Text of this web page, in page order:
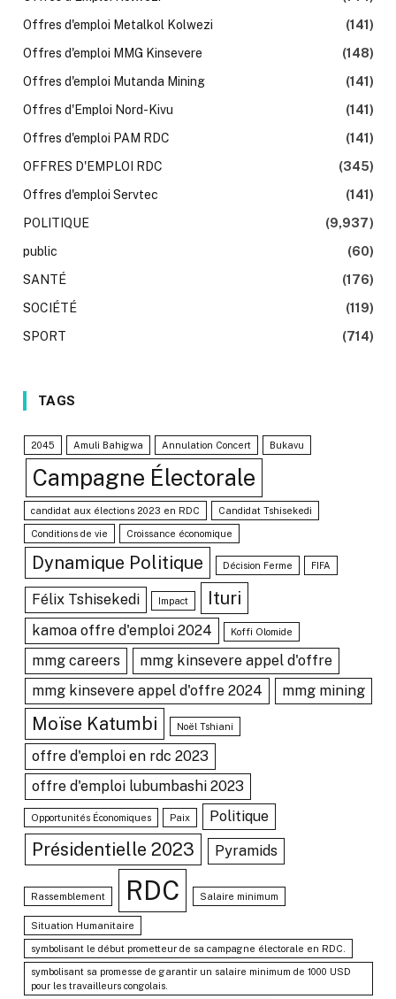
Offres d'emploi Metalkol Kolwezi
(141)
Offres d'emploi MMG Kinsevere
(148)
Offres d'emploi Mutanda Mining
(141)
Offres d'Emploi Nord-Kivu
(141)
Offres d'emploi PAM RDC
(141)
OFFRES D'EMPLOI RDC
(345)
Offres d'emploi Servtec
(141)
POLITIQUE
(9,937)
public
(60)
SANTÉ
(176)
SOCIÉTÉ
(119)
SPORT
(714)
TAGS
2045 Amuli Bahigwa Annulation Concert Bukavu
Campagne Électorale
candidat aux élections 2023 en RDC Candidat Tshisekedi
Conditions de vie Croissance économique
Dynamique Politique Décision Ferme FIFA
Félix Tshisekedi Impact Ituri
kamoa offre d'emploi 2024 Koffi Olomide
mmg careers
mmg kinsevere appel d'offre
mmg kinsevere appel d'offre 2024
mmg mining
Moïse Katumbi Noël Tshiani
offre d'emploi en rdc 2023
offre d'emploi lubumbashi 2023
Opportunités Économiques Paix Politique
Présidentielle 2023 Pyramids
Rassemblement RDC Salaire minimum
Situation Humanitaire
symbolisant le début prometteur de sa campagne électorale en RDC.
symbolisant sa promesse de garantir un salaire minimum de 1000 USD
pour les travailleurs congolais.